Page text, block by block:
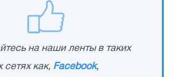
на наши ленты в таких
сетях как, Facebook,